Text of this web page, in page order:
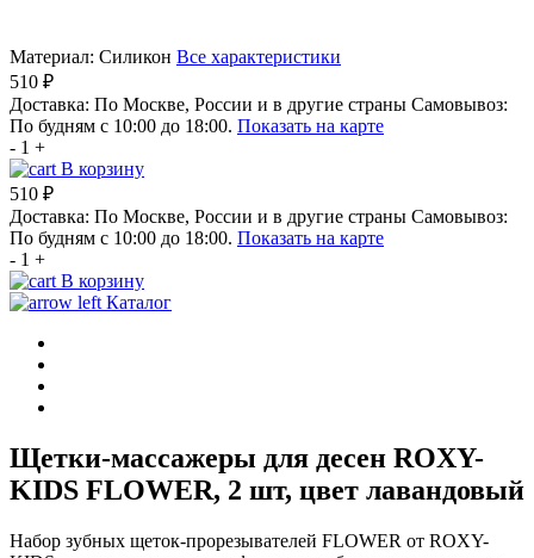
Материал: Силикон Все характеристики
510 ₽
Доставка: По Москве, России и в другие страны Самовывоз:
По будням с 10:00 до 18:00. Показать на карте
- 1 +
В корзину
510 ₽
Доставка: По Москве, России и в другие страны Самовывоз:
По будням с 10:00 до 18:00. Показать на карте
- 1 +
В корзину
Каталог
Щетки-массажеры для десен ROXY-
KIDS FLOWER, 2 шт, цвет лавандовый
Набор зубных щеток-прорезывателей FLOWER от ROXY-